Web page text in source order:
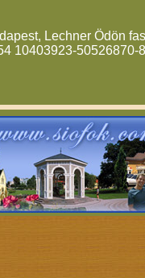
Lechner Ödön
10403923-50526870-